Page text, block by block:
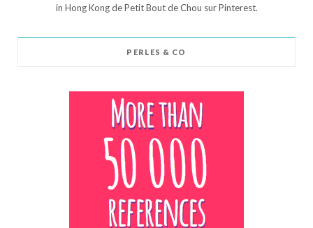
in Hong Kong de Petit Bout de Chou sur Pinterest.
PERLES & CO